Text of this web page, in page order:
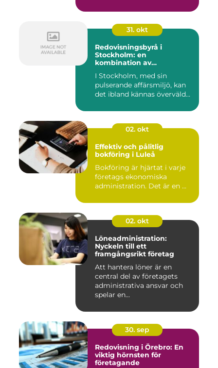
31. okt
Redovisningsbyrå i
Stockholm: en
kombination av
personlig service
I Stockholm, med sin
pulserande affärsmiljö, kan
det ibland kännas överväld...
02. okt
Effektiv och pålitlig
bokföring i Luleå
Bokföring är hjärtat i varje
företags ekonomiska
administration. Det är en ...
02. okt
Löneadministration:
Nyckeln till ett
framgångsrikt företag
Att hantera löner är en
central del av företagets
administrativa ansvar och
spelar en...
30. sep
Redovisning i Örebro: En
viktig hörnsten för
företagande